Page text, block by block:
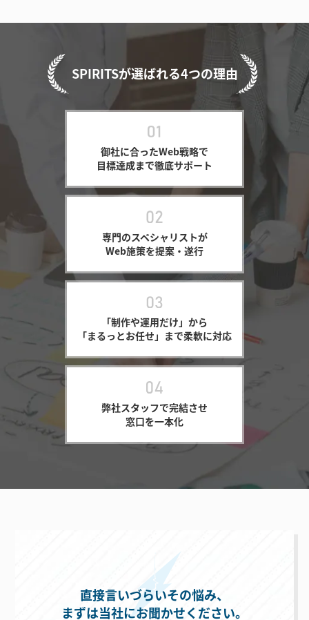
SPIRITSが選ばれる4つの理由
御社に合ったWeb戦略で
目標達成まで徹底サポート
専門のスペシャリストが
Web施策を提案・遂行
「制作や運用だけ」から
「まるっとお任せ」まで柔軟に対応
弊社スタッフで完結させ
窓口を一本化
直接言いづらいその悩み、
まずは当社にお聞かせください。